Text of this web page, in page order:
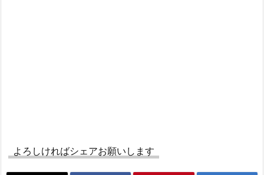
よろしければシェアお願いします